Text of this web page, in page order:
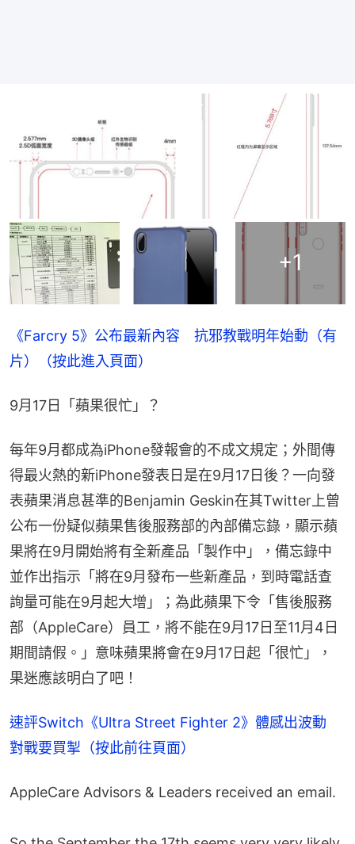
+1
《Farcry 5》公布最新內容　抗邪教戰明年始動（有
片）（按此進入頁面）
9月17日「蘋果很忙」？
每年9月都成為iPhone發報會的不成文規定；外間傳
得最火熱的新iPhone發表日是在9月17日後？一向發
表蘋果消息甚準的Benjamin Geskin在其Twitter上曾
公布一份疑似蘋果售後服務部的內部備忘錄，顯示蘋
果將在9月開始將有全新產品「製作中」，備忘錄中
並作出指示「將在9月發布一些新產品，到時電話查
詢量可能在9月起大增」；為此蘋果下令「售後服務
部（AppleCare）員工，將不能在9月17日至11月4日
期間請假。」意味蘋果將會在9月17日起「很忙」，
果迷應該明白了吧！
速評Switch《Ultra Street Fighter 2》體感出波動
對戰要買掣（按此前往頁面）
AppleCare Advisors & Leaders received an email.